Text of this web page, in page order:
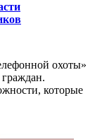
охоты»
которые